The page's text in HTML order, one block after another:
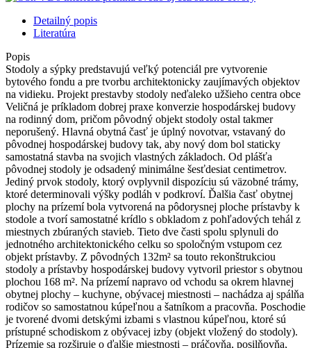
Detailný popis
Literatúra
Popis
Stodoly a sýpky predstavujú veľký potenciál pre vytvorenie
bytového fondu a pre tvorbu architektonicky zaujímavých objektov
na vidieku. Projekt prestavby stodoly neďaleko užšieho centra obce
Veličná je príkladom dobrej praxe konverzie hospodárskej budovy
na rodinný dom, pričom pôvodný objekt stodoly ostal takmer
neporušený. Hlavná obytná časť je úplný novotvar, vstavaný do
pôvodnej hospodárskej budovy tak, aby nový dom bol staticky
samostatná stavba na svojich vlastných základoch. Od plášťa
pôvodnej stodoly je odsadený minimálne šesťdesiat centimetrov.
Jediný prvok stodoly, ktorý ovplyvnil dispozíciu sú väzobné trámy,
ktoré determinovali výšky podláh v podkroví. Ďalšia časť obytnej
plochy na prízemí bola vytvorená na pôdorysnej ploche prístavby k
stodole a tvorí samostatné krídlo s obkladom z pohľadových tehál z
miestnych zbúraných stavieb. Tieto dve časti spolu splynuli do
jednotného architektonického celku so spoločným vstupom cez
objekt prístavby. Z pôvodných 132m² sa touto rekonštrukciou
stodoly a prístavby hospodárskej budovy vytvoril priestor s obytnou
plochou 168 m². Na prízemí napravo od vchodu sa okrem hlavnej
obytnej plochy – kuchyne, obývacej miestnosti – nachádza aj spálňa
rodičov so samostatnou kúpeľnou a šatníkom a pracovňa. Poschodie
je tvorené dvomi detskými izbami s vlastnou kúpeľnou, ktoré sú
prístupné schodiskom z obývacej izby (objekt vložený do stodoly).
Prízemie sa rozširuje o ďalšie miestnosti – práčovňa, posilňovňa,